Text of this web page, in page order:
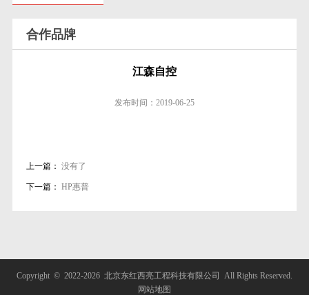
合作品牌
江森自控
发布时间： 2019-06-25
上一篇： 没有了
下一篇： HP惠普
Copyright © 2022-2026 北京东红西亮工程科技有限公司 All Rights Reserved.
网站地图